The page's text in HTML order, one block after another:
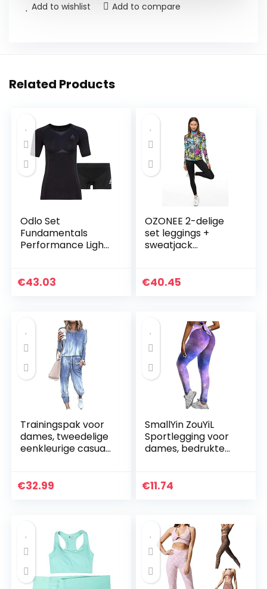
Add to wishlist Add to compare
Related Products
Odlo Set
Fundamentals
Performance Light
€43.03
OZONEE 2-delige
set leggings +
sweatjack
joggingpak
€40.45
Trainingspak voor
dames, tweedelige
eenkleurige casual
sportswear
€32.99
SmallYin ZouYiL
Sportlegging voor
dames, bedrukte
gym, leggings,
€11.74